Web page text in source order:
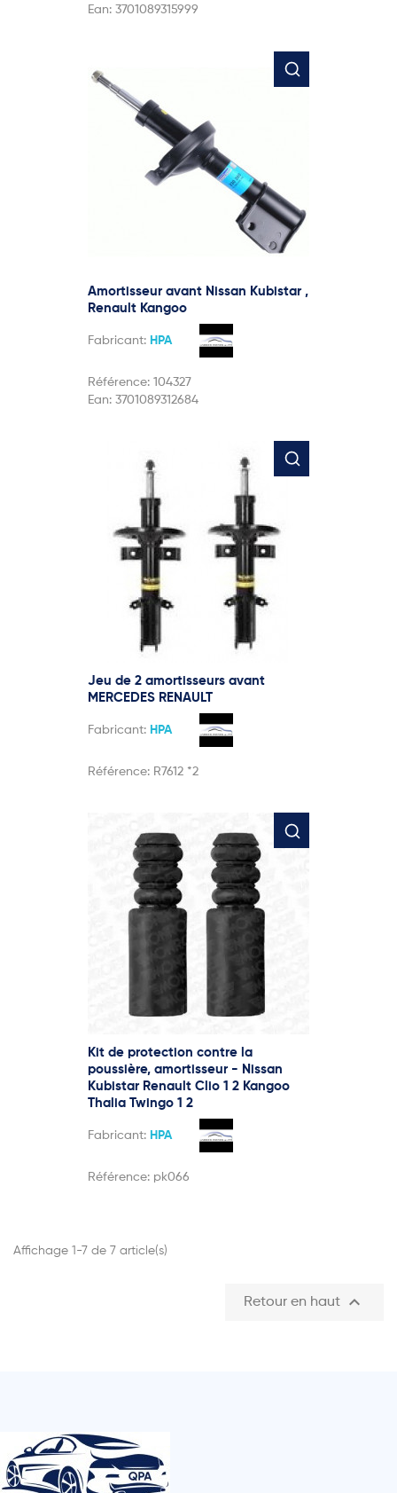
Ean: 3701089315999
Amortisseur avant Nissan Kubistar ,
Renault Kangoo
Fabricant: HPA
Référence: 104327
Ean: 3701089312684
Jeu de 2 amortisseurs avant
MERCEDES RENAULT
Fabricant: HPA
Référence: R7612 *2
Kit de protection contre la
poussière, amortisseur - Nissan
Kubistar Renault Clio 1 2 Kangoo
Thalia Twingo 1 2
Fabricant: HPA
Référence: pk066
Affichage 1-7 de 7 article(s)
Retour en haut 